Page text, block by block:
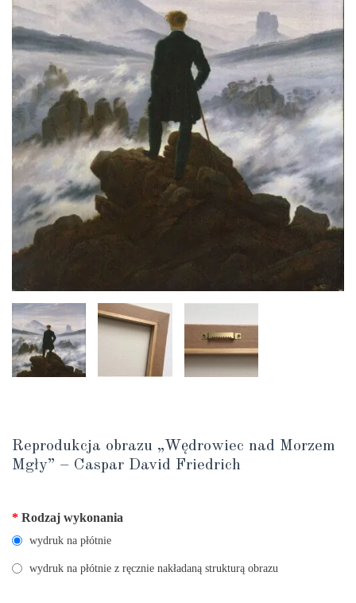
Reprodukcja obrazu „Wędrowiec nad Morzem
Mgły” – Caspar David Friedrich
* Rodzaj wykonania
wydruk na płótnie
wydruk na płótnie z ręcznie nakładaną strukturą obrazu